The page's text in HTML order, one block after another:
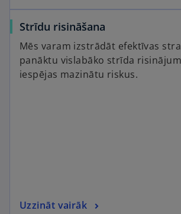
Strīdu risināšana
Mēs varam izstrādāt efektīvas
panāktu vislabāko strīda
iespējas mazinātu riskus.
Uzzināt vairāk